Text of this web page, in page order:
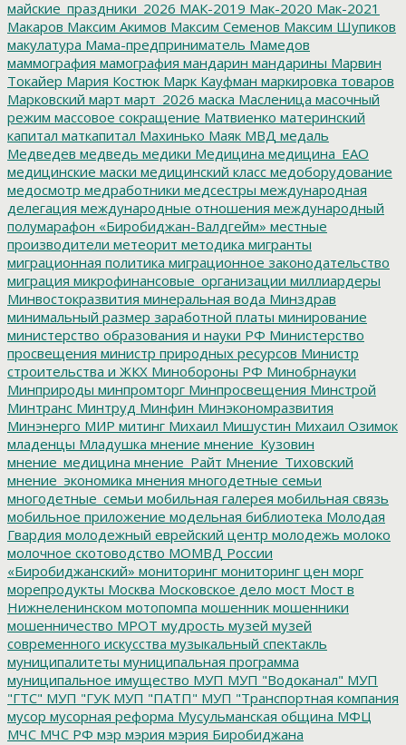
майские_праздники_2026 МАК-2019 Мак-2020 Мак-2021
Макаров Максим Акимов Максим Семенов Максим Шупиков
макулатура Мама-предприниматель Мамедов
маммография мамография мандарин мандарины Марвин
Токайер Мария Костюк Марк Кауфман маркировка товаров
Марковский март март_2026 маска Масленица масочный
режим массовое сокращение Матвиенко материнский
капитал маткапитал Махинько Маяк МВД медаль
Медведев медведь медики Медицина медицина_ЕАО
медицинские маски медицинский класс медоборудование
медосмотр медработники медсестры международная
делегация международные отношения международный
полумарафон «Биробиджан-Валдгейм» местные
производители метеорит методика мигранты
миграционная политика миграционное законодательство
миграция микрофинансовые_организации миллиардеры
Минвостокразвития минеральная вода Минздрав
минимальный размер заработной платы минирование
министерство образования и науки РФ Министерство
просвещения министр природных ресурсов Министр
строительства и ЖКХ Минобороны РФ Минобрнауки
Минприроды минпромторг Минпросвещения Минстрой
Минтранс Минтруд Минфин Минэкономразвития
Минэнерго МИР митинг Михаил Мишустин Михаил Озимок
младенцы Младушка мнение мнение_Кузовин
мнение_медицина мнение_Райт Мнение_Тиховский
мнение_экономика мнения многодетные семьи
многодетные_семьи мобильная галерея мобильная связь
мобильное приложение модельная библиотека Молодая
Гвардия молодежный еврейский центр молодежь молоко
молочное скотоводство МОМВД России
«Биробиджанский» мониторинг мониторинг цен морг
морепродукты Москва Московское дело мост Мост в
Нижнеленинском мотопомпа мошенник мошенники
мошенничество МРОТ мудрость музей музей
современного искусства музыкальный спектакль
муниципалитеты муниципальная программа
муниципальное имущество МУП МУП "Водоканал" МУП
"ГТС" МУП "ГУК МУП "ПАТП" МУП "Транспортная компания
мусор мусорная реформа Мусульманская община МФЦ
МЧС МЧС РФ мэр мэрия мэрия Биробиджана